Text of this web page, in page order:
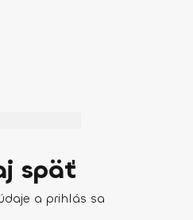
späť
a prihlás sa